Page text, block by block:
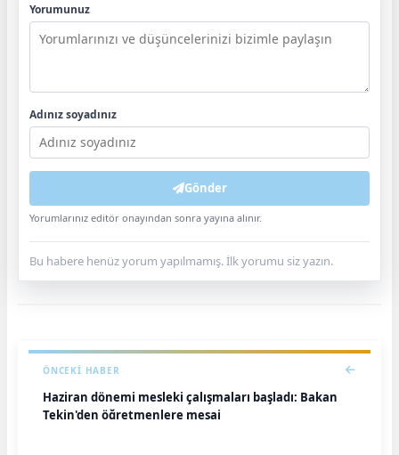
Yorumunuz
Adınız soyadınız
Gönder
Yorumlarınız editör onayından sonra yayına alınır.
Bu habere henüz yorum yapılmamış. İlk yorumu siz yazın.
ÖNCEKI HABER
Haziran dönemi mesleki çalışmaları başladı: Bakan
Tekin'den öğretmenlere mesaj